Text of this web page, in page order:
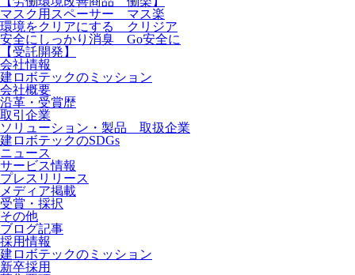
マスク用スペーサー マス楽
環境をクリアにする クリジア
安全にしっかり消臭 Go安全に
【受託開発】
会社情報
建ロボテックのミッション
会社概要
沿革・受賞歴
取引企業
ソリューション・製品 取扱企業
建ロボテックのSDGs
ニュース
サービス情報
プレスリリース
メディア掲載
受賞・採択
その他
ブログ記事
採用情報
建ロボテックのミッション
新卒採用